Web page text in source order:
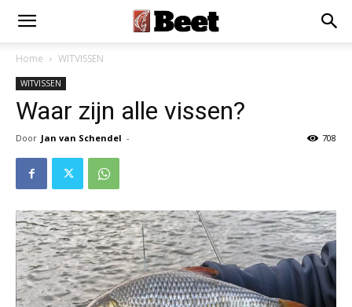
Home WITVISSEN
WITVISSEN
Waar zijn alle vissen?
Door Jan van Schendel - 708